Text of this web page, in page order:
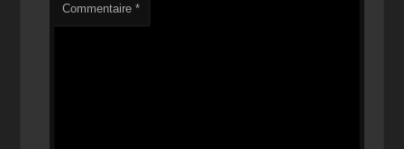
Commentaire*